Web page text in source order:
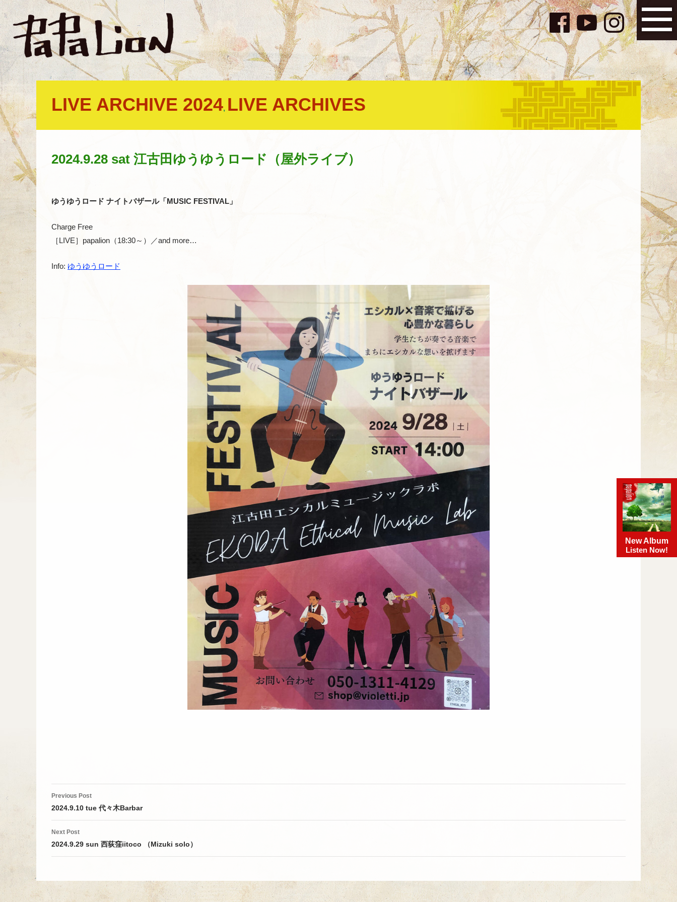
LIVE ARCHIVE 2024, LIVE ARCHIVES
2024.9.28 sat 江古田ゆうゆうロード（屋外ライブ）
ゆうゆうロード ナイトバザール「MUSIC FESTIVAL」
Charge Free
［LIVE］papalion（18:30～）／and more…
Info: ゆうゆうロード
Post
navigation
Previous Post
2024.9.10 tue 代々木Barbar
Next Post
2024.9.29 sun 西荻窪iitoco （Mizuki solo）
New Album
Listen Now!